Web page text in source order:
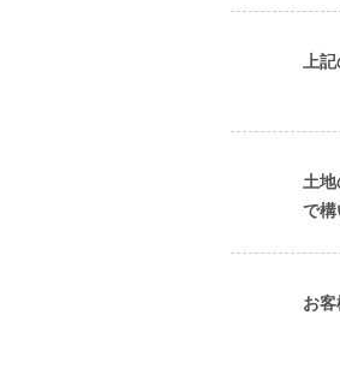
上
土
で構
お